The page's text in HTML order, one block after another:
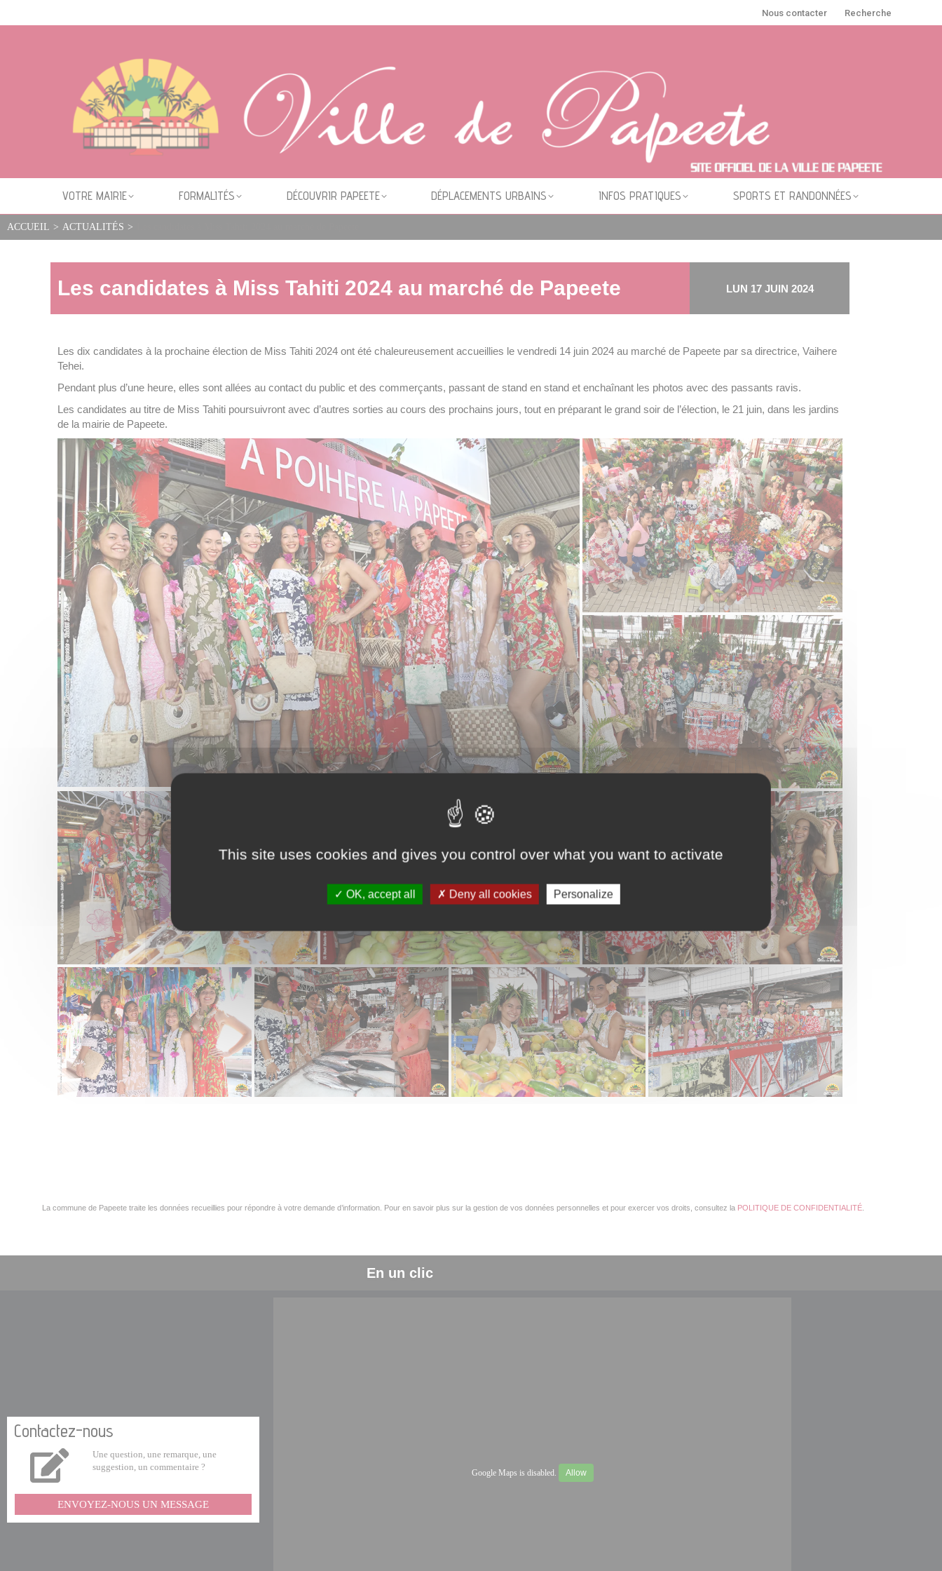
Nous contacter Recherche
VOTRE MAIRIE FORMALITÉS DÉCOUVRIR PAPEETE DÉPLACEMENTS URBAINS INFOS PRATIQUES SPORTS ET RANDONNÉES
ACCUEIL > ACTUALITÉS >
Les candidates à Miss Tahiti 2024 au marché de Papeete LUN 17 JUIN 2024
Les dix candidates à la prochaine élection de Miss Tahiti 2024 ont été chaleureusement accueillies le vendredi 14 juin 2024 au marché de Papeete par sa directrice, Vaihere
Tehei.
Pendant plus d’une heure, elles sont allées au contact du public et des commerçants, passant de stand en stand et enchaînant les photos avec des passants ravis.
Les candidates au titre de Miss Tahiti poursuivront avec d’autres sorties au cours des prochains jours, tout en préparant le grand soir de l’élection, le 21 juin, dans les jardins
de la mairie de Papeete.
La commune de Papeete traite les données recueillies pour répondre à votre demande d’information. Pour en savoir plus sur la gestion de vos données personnelles et pour exercer vos droits, consultez la POLITIQUE DE CONFIDENTIALITÉ
En un clic
Contactez-nous
Une question, une remarque, une
suggestion, un commentaire ?
ENVOYEZ-NOUS UN MESSAGE
Google Maps is disabled. Allow
This site uses cookies and gives you control over what you want to activate
OK, accept all Deny all cookies Personalize